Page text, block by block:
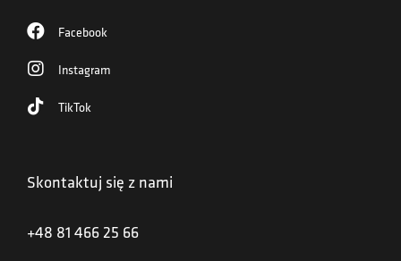
Facebook
Instagram
TikTok
Skontaktuj się z nami
+48 81 466 25 66